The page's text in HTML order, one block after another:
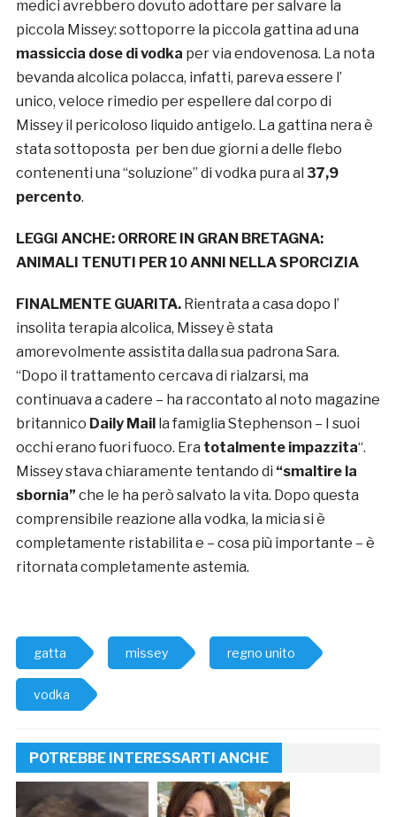
medici avrebbero dovuto adottare per salvare la
piccola Missey: sottoporre la piccola gattina ad una
massiccia dose di vodka per via endovenosa. La nota
bevanda alcolica polacca, infatti, pareva essere l’
unico, veloce rimedio per espellere dal corpo di
Missey il pericoloso liquido antigelo. La gattina nera è
stata sottoposta per ben due giorni a delle flebo
contenenti una “soluzione” di vodka pura al 37,9
percento.
LEGGI ANCHE:ORRORE IN GRAN BRETAGNA:
ANIMALI TENUTI PER 10 ANNI NELLA SPORCIZIA
FINALMENTE GUARITA.Rientrata a casa dopo l’
insolita terapia alcolica, Missey è stata
amorevolmente assistita dalla sua padrona Sara.
“Dopo il trattamento cercava di rialzarsi, ma
continuava a cadere – ha raccontato al noto magazine
britannico Daily Mailla famiglia Stephenson – I suoi
occhi erano fuori fuoco. Era totalmente impazzita“.
Missey stava chiaramente tentando di “smaltire la
sbornia” che le ha però salvato la vita. Dopo questa
comprensibile reazione alla vodka, la micia si è
completamente ristabilita e – cosa più importante – è
ritornata completamente astemia.
gatta missey regno unito
vodka
POTREBBE INTERESSARTI ANCHE